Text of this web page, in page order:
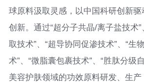
球原料汲取灵感，以中国科研创新
创新。通过“超分子共晶/离子盐技术
取技术”、“超导协同促渗技术”、“生
术”、“微脂囊包裹技术”、“胜肽分级
美容护肤领域的功效原料研发、生